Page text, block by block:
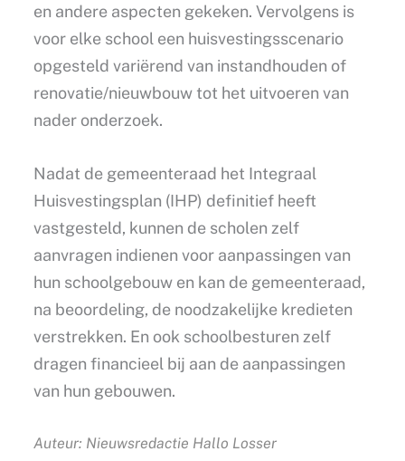
en andere aspecten gekeken. Vervolgens is
voor elke school een huisvestingsscenario
opgesteld variërend van instandhouden of
renovatie/nieuwbouw tot het uitvoeren van
nader onderzoek.
Nadat de gemeenteraad het Integraal
Huisvestingsplan (IHP) definitief heeft
vastgesteld, kunnen de scholen zelf
aanvragen indienen voor aanpassingen van
hun schoolgebouw en kan de gemeenteraad,
na beoordeling, de noodzakelijke kredieten
verstrekken. En ook schoolbesturen zelf
dragen financieel bij aan de aanpassingen
van hun gebouwen.
Auteur: Nieuwsredactie Hallo Losser